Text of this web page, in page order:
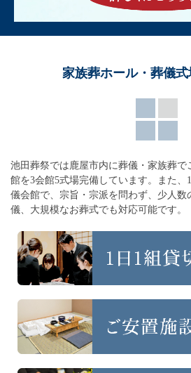
家族葬ホール・葬儀
池田葬祭では鹿屋市内に葬儀・家族葬で
館を3会館5式場完備しています。
また、
儀会館で、宗旨・宗派を問わず、 少人数
儀、大規模なお葬式でも対応可能です。